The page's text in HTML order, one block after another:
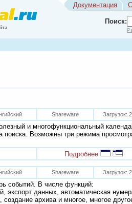
Документация
Поиск:
Shareware Загрузок:
и многофункциональный
поиска. Возможны три режима
Подробнее
Shareware Загрузок:
событий. В числе функций:
экспорт данных, автоматическая
архива и многое, многое